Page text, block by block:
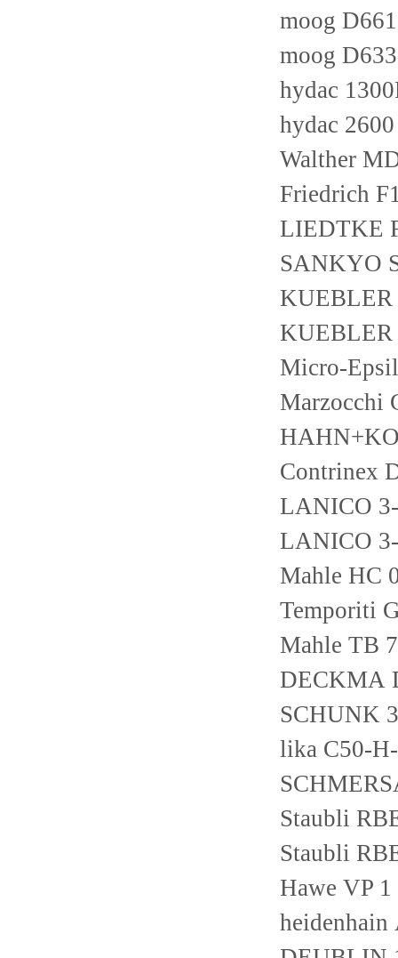
moog
moog
hydac
hydac
Walther
Friedrich
LIEDTKE
SANKYO
KUEBLER
KUEBLER
Micro-
Marzocchi
Contrinex
LANICO
LANICO
Mahle HC
Temporiti
Mahle TB
DECKMA
SCHUNK
lika C50-
Staubli
Staubli
Hawe VP